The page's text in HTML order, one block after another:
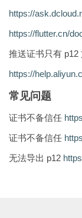
https://
https://flutter.cn/
推送证书只有 p12
https://
常见问题
证书不备信任
证书不备信任
无法导出 p12